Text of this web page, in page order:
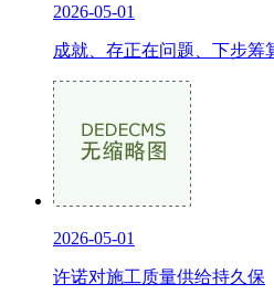
2026-05-01
成就、存正在问题、下步筹
2026-05-01
许诺对施工质量供给持久保